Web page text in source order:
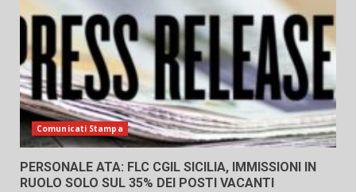
Comunicati Stampa
PERSONALE ATA: FLC CGIL SICILIA, IMMISSIONI IN
RUOLO SOLO SUL 35% DEI POSTI VACANTI